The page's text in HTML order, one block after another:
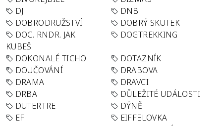
DJ
DNB
DOBRODRUŽSTVÍ
DOBRÝ SKUTEK
DOC. RNDR. JAK
KUBEŠ
DOGTREKKING
DOKONALÉ TICHO
DOTAZNÍK
DOUČOVÁNÍ
DRABOVA
DRAMA
DRAVCI
DRBA
DŮLEŽITÉ UDÁLOSTI
DUTERTRE
DÝNĚ
EF
EIFFELOVKA